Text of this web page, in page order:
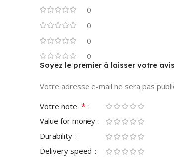
0
0
0
0
Soyez le premier à laisser votre avis
Votre adresse e-mail ne sera pas
Votre note *
Value for money
Durability
Delivery speed